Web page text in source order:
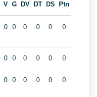
V G DV DT DS Ptn
0 0 0 0 0 0
0 0 0 0 0 0
0 0 0 0 0 0